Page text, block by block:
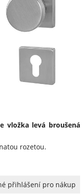
vložka levá broušená
rozetou.
přihlášení pro nákup